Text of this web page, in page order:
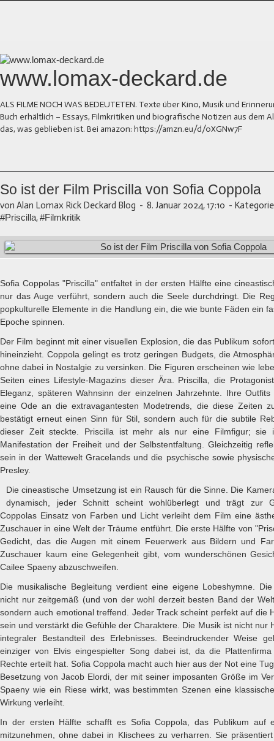
www.lomax-deckard.de
ALS FILME NOCH WAS BEDEUTETEN. Texte über Kino, Musik und
Buch erhältlich – Essays, Filmkritiken und biografische Notizen aus dem
das, was geblieben ist. Bei amazon: https://amzn.eu/d/0XGNw7F
So ist der Film Priscilla von Sofia Coppola
von Alan Lomax Rick Deckard Blog - 8. Januar 2024, 17:10 -
#Priscilla,#Filmkritik
Sofia Coppolas "Priscilla" entfaltet in der ersten Hälfte eine
nur das Auge verführt, sondern auch die Seele durchdringt. Die
popkulturelle Elemente in die Handlung ein, die wie bunte Fäden ein
Epoche spinnen.
Der Film beginnt mit einer visuellen Explosion, die das Publikum
hineinzieht. Coppola gelingt es trotz geringen Budgets, die
ohne dabei in Nostalgie zu versinken. Die Figuren erscheinen wie
Seiten eines Lifestyle-Magazins dieser Ära. Priscilla, die
Eleganz, späteren Wahnsinn der einzelnen Jahrzehnte. Ihre
eine Ode an die extravagantesten Modetrends, die diese Zeiten
bestätigt erneut einen Sinn für Stil, sondern auch für die subtile
dieser Zeit steckte. Priscilla ist mehr als nur eine Filmfigur; sie
Manifestation der Freiheit und der Selbstentfaltung. Gleichzeitig
sein in der Wattewelt Gracelands und die psychische sowie
Presley.
Die cineastische Umsetzung ist ein Rausch für die Sinne. Die
dynamisch, jeder Schnitt scheint wohlüberlegt und trägt zur
Coppolas Einsatz von Farben und Licht verleiht dem Film eine
Zuschauer in eine Welt der Träume entführt. Die erste Hälfte von
Gedicht, das die Augen mit einem Feuerwerk aus Bildern und
Zuschauer kaum eine Gelegenheit gibt, vom wunderschönen
Cailee Spaeny abzuschweifen.
Die musikalische Begleitung verdient eine eigene Lobeshymne.
nicht nur zeitgemäß (und von der wohl derzeit besten Band der
sondern auch emotional treffend. Jeder Track scheint perfekt auf die
sein und verstärkt die Gefühle der Charaktere. Die Musik ist nicht nur
integraler Bestandteil des Erlebnisses. Beeindruckender Weise
einziger von Elvis eingespielter Song dabei ist, da die
Rechte erteilt hat. Sofia Coppola macht auch hier aus der Not eine
Besetzung von Jacob Elordi, der mit seiner imposanten Größe im
Spaeny wie ein Riese wirkt, was bestimmten Szenen eine
Wirkung verleiht.
In der ersten Hälfte schafft es Sofia Coppola, das Publikum auf
mitzunehmen, ohne dabei in Klischees zu verharren. Sie